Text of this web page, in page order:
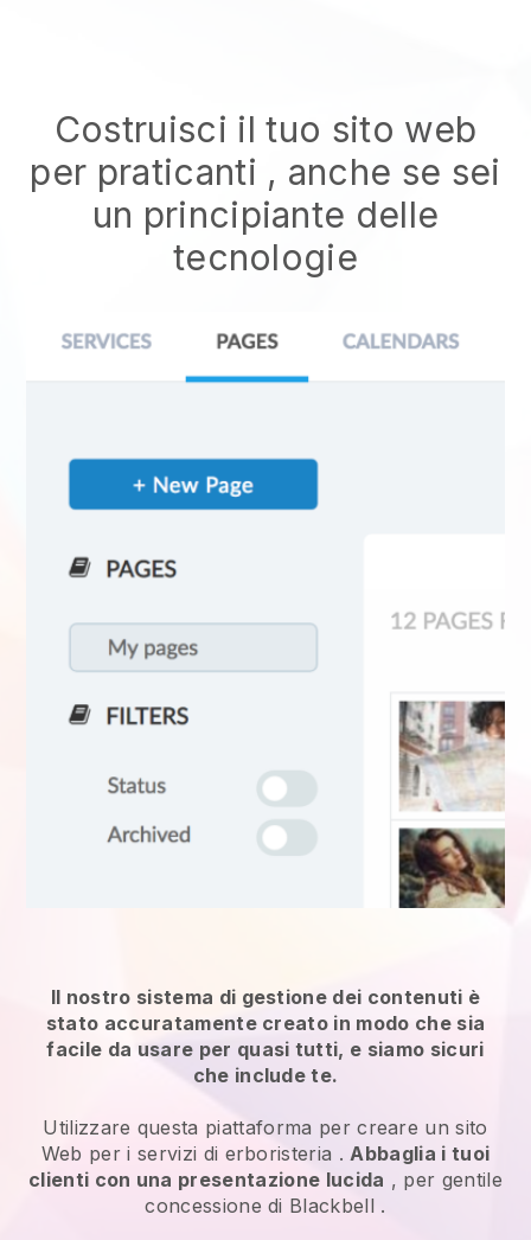
Costruisci il tuo sito web
per praticanti , anche se sei
un principiante delle
tecnologie
Il nostro sistema di gestione dei contenuti è
stato accuratamente creato in modo che sia
facile da usare per quasi tutti, e siamo sicuri
che include te.
Utilizzare questa piattaforma per creare un sito
Web per iservizi di erboristeria . Abbaglia i tuoi
clienti con una presentazione lucida , per gentile
concessione di Blackbell .